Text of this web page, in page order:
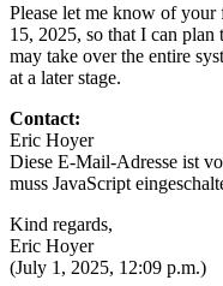
Please let me know of your
15, 2025, so that I can
may take over the entire
at a later stage.
Contact:
Eric Hoyer
Diese E-Mail-Adresse ist
muss JavaScript
Kind regards,
Eric Hoyer
(July 1, 2025, 12:09 p.m.)